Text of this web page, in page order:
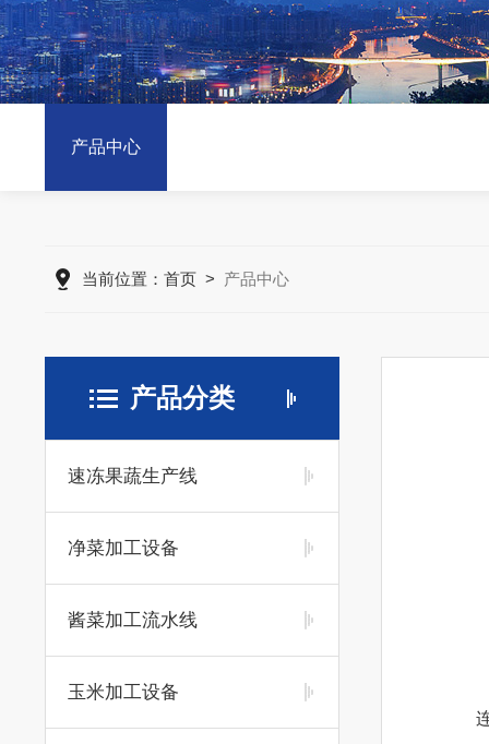
产品中心
当前位置： 首页> 产品中心
产品分类
速冻果蔬生产线
净菜加工设备
酱菜加工流水线
玉米加工设备